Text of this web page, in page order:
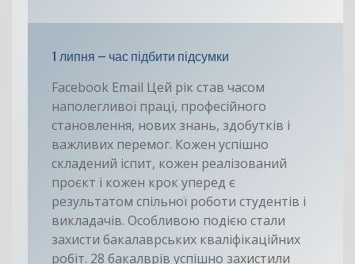
1 липня – час підбити підсумки
Facebook Email Цей рік став часом
наполегливої праці, професійного
становлення, нових знань, здобутків і
важливих перемог. Кожен успішно
складений іспит, кожен реалізований
проєкт і кожен крок уперед є
результатом спільної роботи студентів і
викладачів. Особливою подією стали
захисти бакалаврських кваліфікаційних
робіт. 28 бакалврів успішно захистили